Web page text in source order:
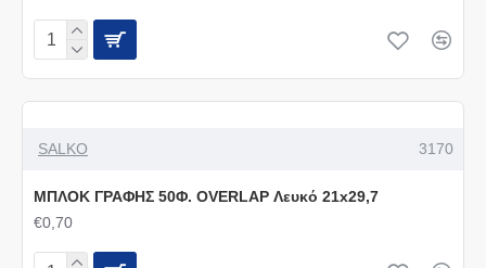
SALKO 3170
ΜΠΛΟΚ ΓΡΑΦΗΣ 50Φ. OVERLAP Λευκό 21x29,7
€0,70